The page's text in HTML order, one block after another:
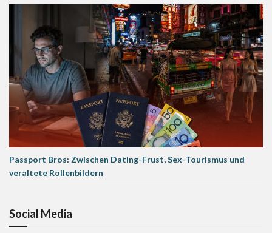
Passport Bros: Zwischen Dating-Frust, Sex-Tourismus und
veraltete Rollenbildern
Social Media